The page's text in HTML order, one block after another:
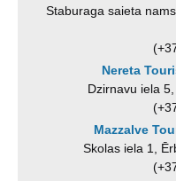
Staburaga saieta
Nereta
Dzirnavu iela
Mazzalve
Skolas iela 1,